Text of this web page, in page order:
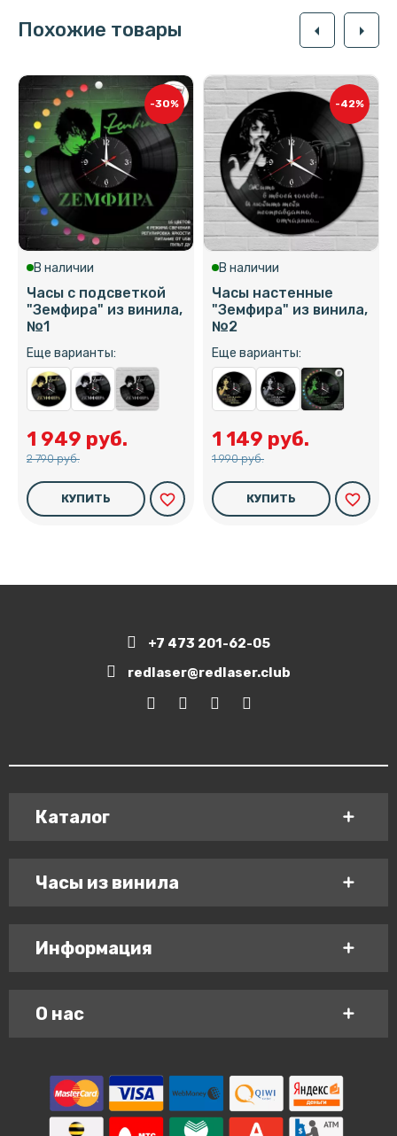
Похожие товары arrow_left arrow_right
-30%
В наличии
Часы с подсветкой
"Земфира" из винила,
№1
Еще варианты:
1 949 руб.
2 790 руб.
КУПИТЬ favorite_border
-42%
В наличии
Часы настенные
"Земфира" из винила,
№2
Еще варианты:
1 149 руб.
1 990 руб.
КУПИТЬ favorite_border
+7 473 201-62-05
redlaser@redlaser.club
Каталог
Часы из винила
Информация
О нас